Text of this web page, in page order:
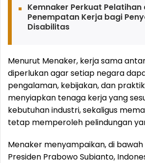
Kemnaker Perkuat Pelatihan
Penempatan Kerja bagi
Disabilitas
Menurut Menaker, kerja sama
diperlukan agar setiap negara
pengalaman, kebijakan, dan
menyiapkan tenaga kerja yang
kebutuhan industri, sekaligus
tetap memperoleh pelindungan
Menaker menyampaikan, di
Presiden Prabowo Subianto,